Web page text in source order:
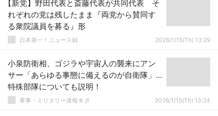
【新党】野田代表と斎藤代表が共同代表 そ
れぞれの党は残したまま『両党から賛同す
る衆院議員を募る』形
日本第一！ニュース録 2026/1/15(Th) 13:29
小泉防衛相、ゴジラや宇宙人の襲来にアン
サー「あらゆる事態に備えるのが自衛隊」…
特殊部隊についても説明！
軍事・ミリタリー速報☆彡 2026/1/15(Th) 13:24